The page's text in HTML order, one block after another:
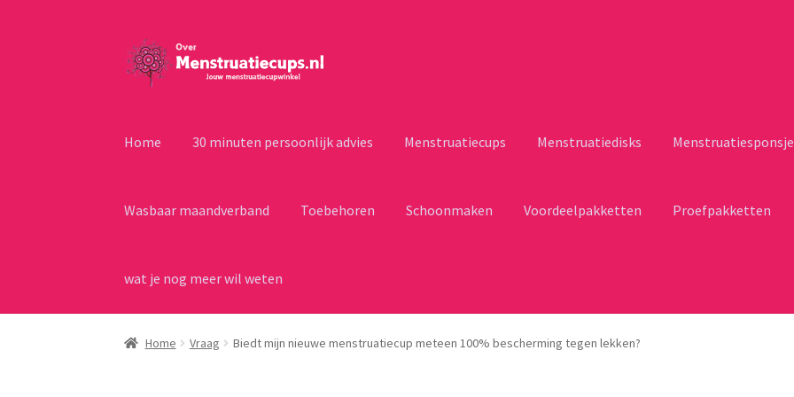
Ga
door
naar
Ga
naar
Home 30 minuten persoonlijk advies Menstruatiecups Menstruatiedisks
Wasbaar maandverband Toebehoren Schoonmaken Voordeelpakketten Proefpakketten
wat je nog meer wil weten
Home Vraag Biedt mijn nieuwe menstruatiecup meteen 100% bescherming tegen lekken?